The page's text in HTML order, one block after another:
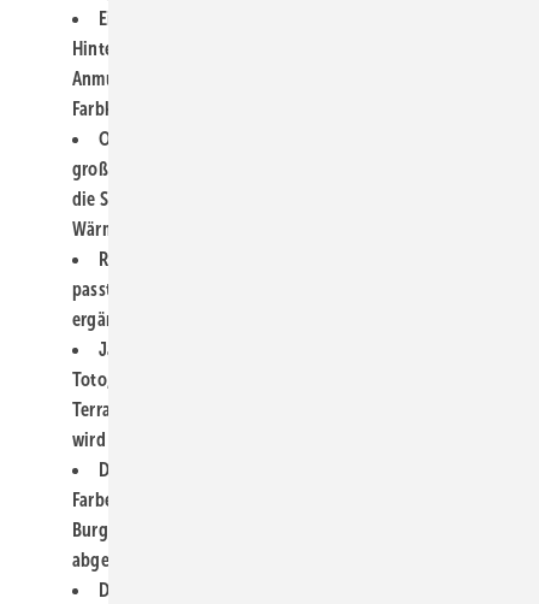
Ein weißes Wannen-Highlight auf Sienarot mit grünem
Hintergrund erzeugte auf der Messe fast sakrale
Anmutung – ein leuchtendes Beispiel für moderne
Farbkompositionen mit Traditionstouch.
Ob Marmor, Travertin oder Granitoptik –
großformatige Keramikoberflächen sind weiter wichtig für
die Szene. So lässt sich Steinästhetik mit wohnlicher
Wärme verbinden.
Rosé, Lachs und Salbei bleiben Dauerbrenner. Oliv
passt gut dazu, wirkt elegant und natürlich, perfekt
ergänzt durch schwarze oder messingfarbene Armaturen.
Japan, Italien, Türkei: Internationale Aussteller wie
Toto, Isvea und EGE setzen auf mutige Farben wie
Terrakotta, Nachtblau und Piniengrün. Farbige Vielfalt
wird zur kreativen Norm.
Die Designplattform „Pop up my Bathroom“ zeigte:
Farbe im Bad wird immer professioneller eingesetzt.
Burgbad und Hewi setzen Trends mit mutigen, harmonisch
abgestimmten Farbpaletten.
Duravit zeigt mit „Clay Terra Matt“: Beige und